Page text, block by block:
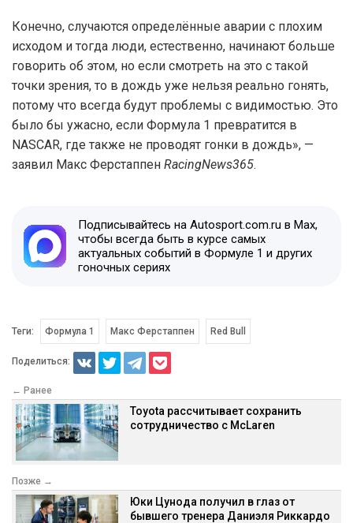
Конечно, случаются определённые аварии с плохим
исходом и тогда люди, естественно, начинают больше
говорить об этом, но если смотреть на это с такой
точки зрения, то в дождь уже нельзя реально гонять,
потому что всегда будут проблемы с видимостью. Это
было бы ужасно, если Формула 1 превратится в
NASCAR, где также не проводят гонки в дождь», —
заявил Макс Ферстаппен RacingNews365.
Подписывайтесь на Autosport.com.ru в Max,
чтобы всегда быть в курсе самых
актуальных событий в Формуле 1 и других
гоночных сериях
Теги: Формула 1 Макс Ферстаппен Red Bull
Поделиться:
← Ранее
Toyota рассчитывает сохранить
сотрудничество с McLaren
Позже →
Юки Цунода получил в глаз от
бывшего тренера Даниэля Риккардо